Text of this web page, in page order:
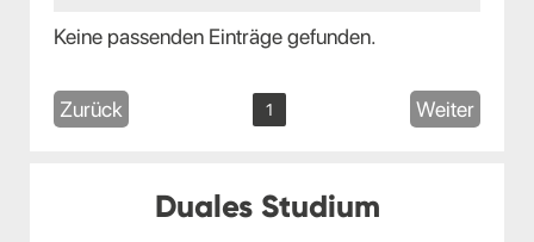
Keine passenden Einträge gefunden.
Zurück 1 Weiter
Duales Studium